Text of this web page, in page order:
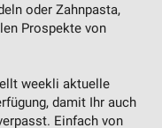
oder Zahnpasta,
Prospekte von
weekli aktuelle
damit Ihr auch
Einfach von